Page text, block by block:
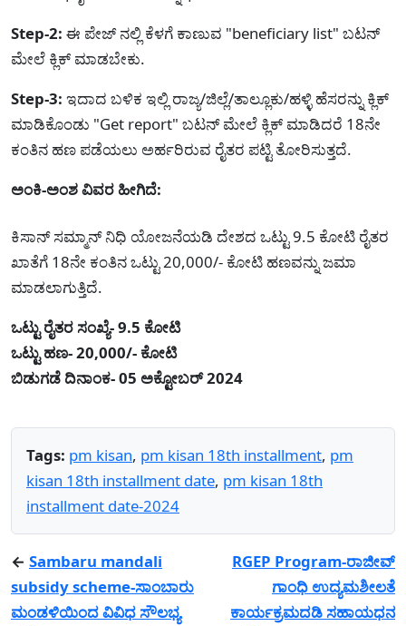
Step-2: ಈ ಪೇಜ್ ನಲ್ಲಿ ಕೆಳಗೆ ಕಾಣುವ "beneficiary list" ಬಟನ್
ಮೇಲೆ ಕ್ಲಿಕ್ ಮಾಡಬೇಕು.
Step-3: ಇದಾದ ಬಳಿಕ ಇಲ್ಲಿ ರಾಜ್ಯ/ಜಿಲ್ಲೆ/ತಾಲ್ಲೂಕು/ಹಳ್ಳಿ ಹೆಸರನ್ನು ಕ್ಲಿಕ್
ಮಾಡಿಕೊಂಡು "Get report" ಬಟನ್ ಮೇಲೆ ಕ್ಲಿಕ್ ಮಾಡಿದರೆ 18ನೇ
ಕಂತಿನ ಹಣ ಪಡೆಯಲು ಅರ್ಹರಿರುವ ರೈತರ ಪಟ್ಟಿ ತೋರಿಸುತ್ತದೆ.
ಅಂಕಿ-ಅಂಶ ವಿವರ ಹೀಗಿದೆ:
ಕಿಸಾನ್ ಸಮ್ಮಾನ್ ನಿಧಿ ಯೋಜನೆಯಡಿ ದೇಶದ ಒಟ್ಟು 9.5 ಕೋಟಿ ರೈತರ
ಖಾತೆಗೆ 18ನೇ ಕಂತಿನ ಒಟ್ಟು 20,000/- ಕೋಟಿ ಹಣವನ್ನು ಜಮಾ
ಮಾಡಲಾಗುತ್ತಿದೆ.
ಒಟ್ಟು ರೈತರ ಸಂಖ್ಯೆ- 9.5 ಕೋಟಿ
ಒಟ್ಟು ಹಣ- 20,000/- ಕೋಟಿ
ಬಿಡುಗಡೆ ದಿನಾಂಕ- 05 ಅಕ್ಟೋಬರ್ 2024
Tags: pm kisan, pm kisan 18th installment, pm
kisan 18th installment date, pm kisan 18th
installment date-2024
← Sambaru mandali
subsidy scheme-ಸಾಂಬಾರು
ಮಂಡಳಿಯಿಂದ ವಿವಿಧ ಸೌಲಭ್ಯ
RGEP Program-ರಾಜೀವ್
ಗಾಂಧಿ ಉದ್ಯಮಶೀಲತೆ
ಕಾರ್ಯಕ್ರಮದಡಿ ಸಹಾಯಧನ